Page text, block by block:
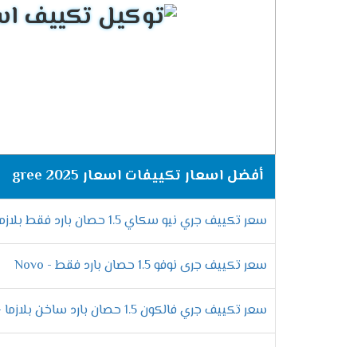
لأن الصوت العالى يسبب للعميل أزعاج ولا
حتى يتم تشغيله فى هدوء وراحة وده لا
استخدامه فى الشتاء على الوضع الساخن
مميزات خاصية البلازما كلاستر
نضيف كل جديد فى المكيف حتى نقدم الافضل
التميز بخاصية التشغيل الجاف
أستنشق هواء صحى فقط مع أجهزة جرى
ملحوظ حتى لا تسبب ازعاج للعميل
أفضل اسعار تكييفات اسعار gree 2025
سعر تكييف جري نيو سكاي 1.5 حصان بارد فقط بلازما - sky
سعر تكييف جرى نوفو 1.5 حصان بارد فقط - Novo
سعر تكييف جري فالكون 1.5 حصان بارد ساخن بلازما - Falcon